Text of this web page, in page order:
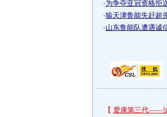
·为争夺亚冠资格拒
·输天津鲁能失赶超
·山东鲁能队遭遇诚